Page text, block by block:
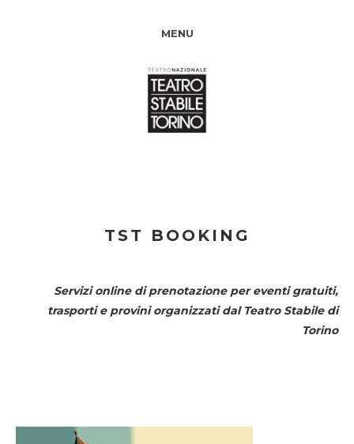
MENU
TST BOOKING
Servizi online di prenotazione per eventi gratuiti,
trasporti e provini organizzati dal Teatro Stabile di
Torino